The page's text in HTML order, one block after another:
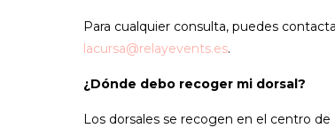
Para cualquier consulta, puedes
lacursa@relayevents.es.
¿Dónde debo recoger mi dorsal?
Los dorsales se recogen en el centro